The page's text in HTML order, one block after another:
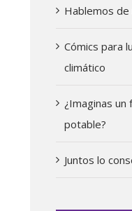
Hablemos
Cómics para
climático
¿Imaginas un
potable?
Juntos lo